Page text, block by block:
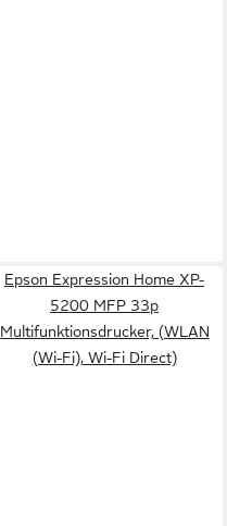
Epson Expression Home XP-
5200 MFP 33p
Multifunktionsdrucker, (WLAN
(Wi-Fi), Wi-Fi Direct)